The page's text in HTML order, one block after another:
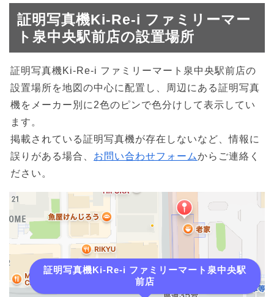
証明写真機Ki-Re-i ファミリーマー
ト泉中央駅前店の設置場所
証明写真機Ki-Re-i ファミリーマート泉中央駅前店の
設置場所を地図の中心に配置し、周辺にある証明写真
機をメーカー別に2色のピンで色分けして表示してい
ます。
掲載されている証明写真機が存在しないなど、情報に
誤りがある場合、 お問い合わせフォームからご連絡く
ださい。
証明写真機Ki-Re-i ファミリーマート泉中央駅
前店